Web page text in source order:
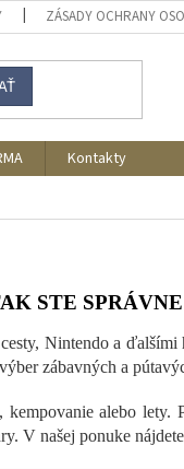
ZÁSADY OCHRANY
Kontakty
STE SPRÁVNE
Nintendo a
zábavných a
alebo
V našej ponuke